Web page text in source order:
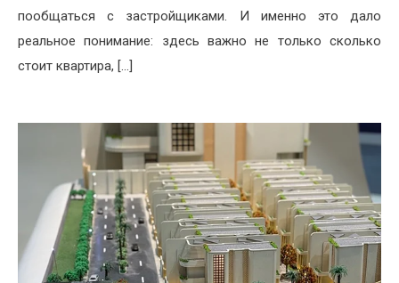
пообщаться с застройщиками. И именно это дало
реальное понимание: здесь важно не только сколько
стоит квартира, […]